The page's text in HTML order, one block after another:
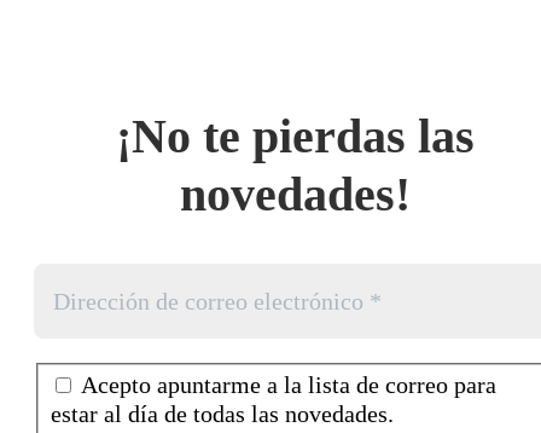
¡No te pierdas las
novedades!
Acepto apuntarme a la lista de correo para
estar al día de todas las novedades.